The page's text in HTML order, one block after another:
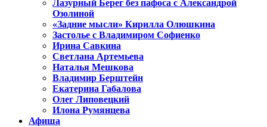
Лазурный Берег без пафоса с Александрой
Озолиной
«Задние мысли» Кирилла Олюшкина
Застолье с Владимиром Софиенко
Ирина Савкина
Светлана Артемьева
Наталья Мешкова
Владимир Берштейн
Екатерина Габалова
Олег Липовецкий
Илона Румянцева
Афиша